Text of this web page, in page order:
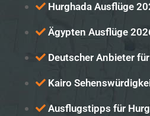
Hurghada Ausflüge
Ägypten Ausflüge
Deutscher Anbieter
Kairo
Ausflugstipps für